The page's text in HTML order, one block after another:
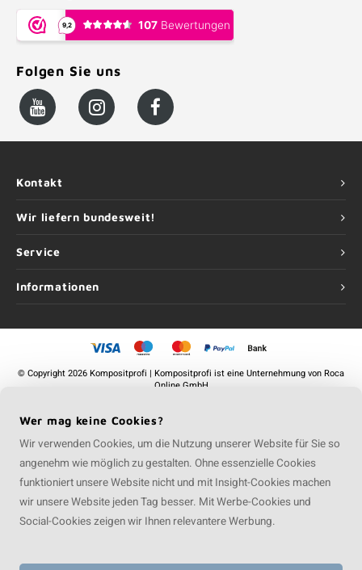
Folgen Sie uns
Kontakt
Wir liefern bundesweit!
Service
Informationen
©Copyright2026 Kompositprofi | Kompositprofi ist eine Unternehmung vonRoca
Online GmbH
Wer mag keine Cookies?
Wir verwenden Cookies, um die Nutzung unserer Website für Sie so
angenehm wie möglich zu gestalten. Ohne essenzielle Cookies
funktioniert unsere Website nicht und mit Insight-Cookies machen
wir unsere Website jeden Tag besser. Mit Werbe-Cookies und
Social-Cookies zeigen wir Ihnen relevantere Werbung.